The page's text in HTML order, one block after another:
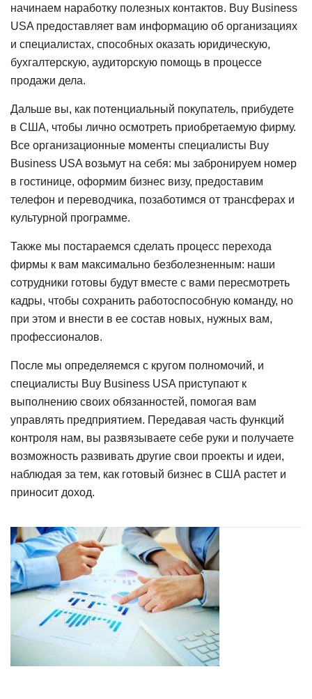
начинаем наработку полезных контактов. Buy Business
USA предоставляет вам информацию об организациях
и специалистах, способных оказать юридическую,
бухгалтерскую, аудиторскую помощь в процессе
продажи дела.
Дальше вы, как потенциальный покупатель, прибудете
в США, чтобы лично осмотреть приобретаемую фирму.
Все организационные моменты специалисты Buy
Business USA возьмут на себя: мы забронируем номер
в гостинице, оформим бизнес визу, предоставим
телефон и переводчика, позаботимся от трансферах и
культурной программе.
Также мы постараемся сделать процесс перехода
фирмы к вам максимально безболезненным: наши
сотрудники готовы будут вместе с вами пересмотреть
кадры, чтобы сохранить работоспособную команду, но
при этом и внести в ее состав новых, нужных вам,
профессионалов.
После мы определяемся с кругом полномочий, и
специалисты Buy Business USA приступают к
выполнению своих обязанностей, помогая вам
управлять предприятием. Передавая часть функций
контроля нам, вы развязываете себе руки и получаете
возможность развивать другие свои проекты и идеи,
наблюдая за тем, как готовый бизнес в США растет и
приносит доход.